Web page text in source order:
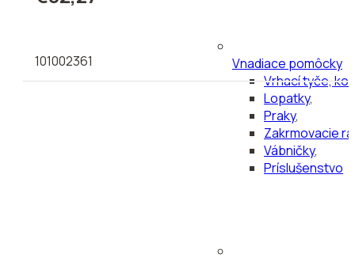
Vnadiace pomôcky
Vrhací tyče,
Lopatky,
Praky,
Zakrmovacie
Vábničky,
Príslušenstvo
101002361